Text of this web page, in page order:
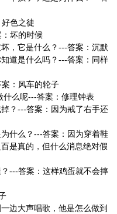
色之徒
坏的时候
，它是什么？---答案：沉默
道是什么吗？---答案：同样
：风车的轮子
什么呢---答案：修理钟表
？---答案：因为戒了右手还
什么？---答案：因为穿着鞋
是真的，但什么消息绝对假
---答案：这样鸡蛋就不会摔
边大声唱歌，他是怎么做到